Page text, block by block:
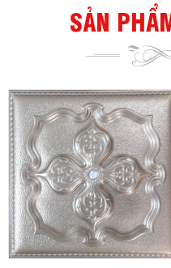
SẢN